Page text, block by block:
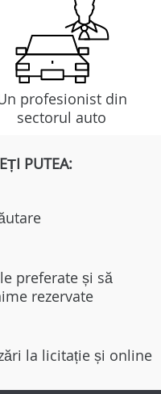
profesionist din
sectorul auto
PUTEA:
preferate și să
rezervate
la licitație și online